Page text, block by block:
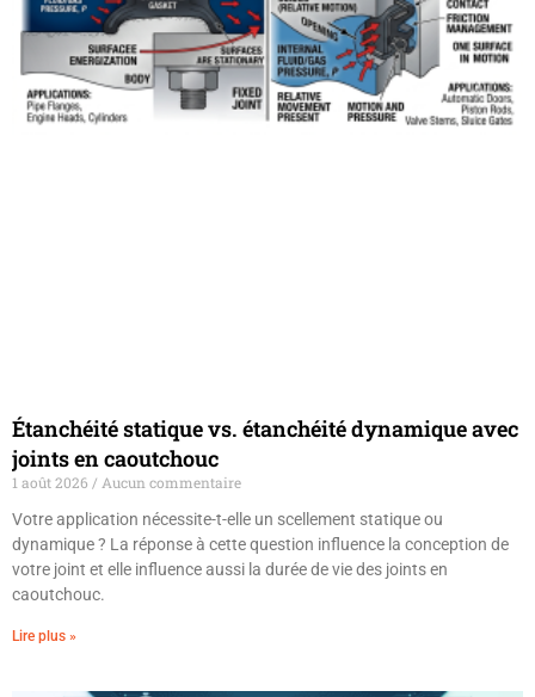
Étanchéité statique vs. étanchéité dynamique avec
joints en caoutchouc
1 août 2026
Aucun commentaire
Votre application nécessite-t-elle un scellement statique ou
dynamique ? La réponse à cette question influence la conception de
votre joint et elle influence aussi la durée de vie des joints en
caoutchouc.
Lire plus »